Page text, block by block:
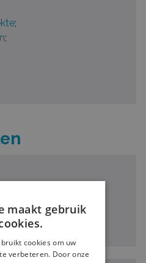
;
;
maakt gebruik
cookies om uw
verbeteren. Door onze